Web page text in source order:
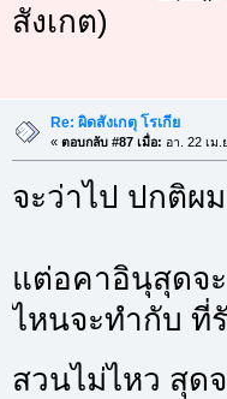
สังเกต)
Re: ผิดสังเกตุ โรเกีย
« ตอบกลับ #87 เมื่อ: อา. 22 เม.
จะว่าไป ปกติผ
แต่อคาอินุสุดจ
ไหนจะทำกับ ที่
สวนไม่ไหว สุด